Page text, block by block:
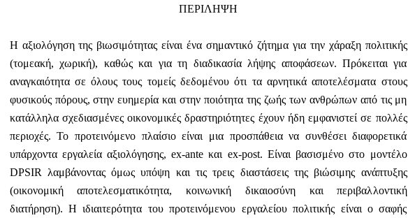
ΠΕΡΙΛΗΨΗ
Η αξιολόγηση της βιωσιμότητας είναι ένα σημαντικό ζήτημα για την χάραξη πολιτικής
(τομεακή, χωρική), καθώς και για τη διαδικασία λήψης αποφάσεων. Πρόκειται για
αναγκαιότητα σε όλους τους τομείς δεδομένου ότι τα αρνητικά αποτελέσματα στους
φυσικούς πόρους, στην ευημερία και στην ποιότητα της ζωής των ανθρώπων από τις μη
κατάλληλα σχεδιασμένες οικονομικές δραστηριότητες έχουν ήδη εμφανιστεί σε πολλές
περιοχές. Το προτεινόμενο πλαίσιο είναι μια προσπάθεια να συνθέσει διαφορετικά
υπάρχοντα εργαλεία αξιολόγησης, ex-ante και ex-post. Είναι βασισμένο στο μοντέλο
DPSIR λαμβάνοντας όμως υπόψη και τις τρεις διαστάσεις της βιώσιμης ανάπτυξης
(οικονομική αποτελεσματικότητα, κοινωνική δικαιοσύνη και περιβαλλοντική
διατήρηση). Η ιδιαιτερότητα του προτεινόμενου εργαλείου πολιτικής είναι ο σαφής